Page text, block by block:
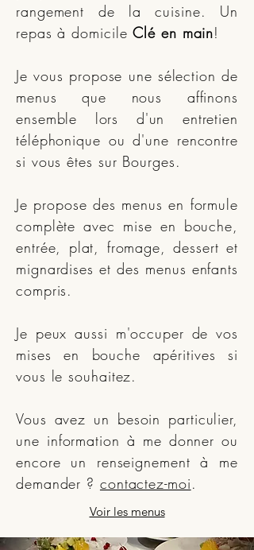
rangement de la cuisine. Un
repas à domicileClé en main!
Je vous propose une sélection de
menus que nous affinons
ensemble lors d'un entretien
téléphonique ou d'une rencontre
si vous êtes sur Bourges.
Je propose des menus en formule
complète avec mise en bouche,
entrée, plat, fromage, dessert et
mignardises et des menus enfants
compris.
Je peux aussi m'occuper de vos
mises en bouche apéritives si
vous le souhaitez.
Vous avez un besoin particulier,
une information à me donner ou
encore un renseignement à me
demander ? contactez-moi.
Voir les menus